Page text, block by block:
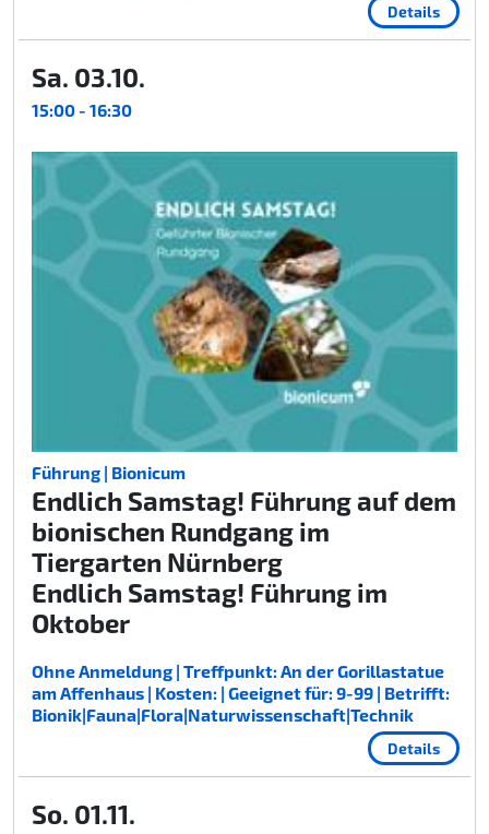
Details
Sa. 03.10.
15:00 - 16:30
Führung | Bionicum
Endlich Samstag! Führung auf dem
bionischen Rundgang im
Tiergarten Nürnberg
Endlich Samstag! Führung im
Oktober
Ohne Anmeldung | Treffpunkt: An der Gorillastatue
am Affenhaus | Kosten: | Geeignet für: 9-99 | Betrifft:
Bionik|Fauna|Flora|Naturwissenschaft|Technik
Details
So. 01.11.